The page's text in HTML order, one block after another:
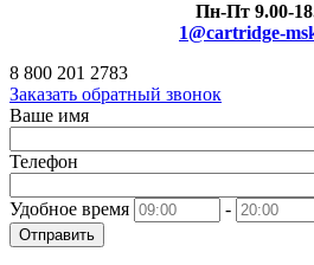
Пн-Пт 9.00-
1@cartridge-
8 800 201 2783
Заказать обратный звонок
Ваше имя
Телефон
Удобное время -
Отправить